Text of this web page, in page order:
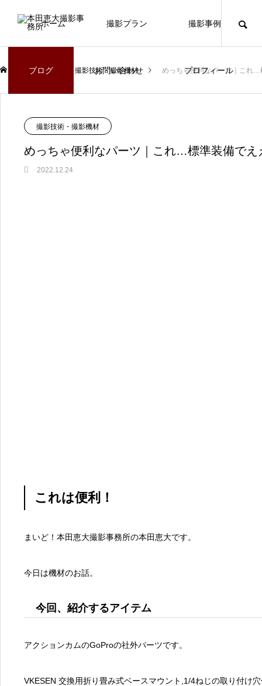
ホーム 撮影プラン 撮影事例
ブログ お問い合わせ プロフィール
ブログ 撮影技術・撮影機材 めっちゃ便利なパーツ｜これ
撮影技術・撮影機材
めっちゃ便利なパーツ｜これ…標準装備でえ
2022.12.24
これは便利！
まいど！本田恵大撮影事務所の本田恵大です。
今日は機材のお話。
今回、紹介するアイテム
アクションカムのGoProの社外パーツです。
VKESEN 交換用折り畳み式ベースマウント,1/4ねじの取り付け